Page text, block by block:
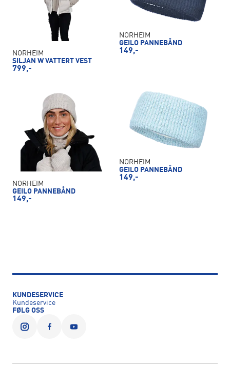
NORHEIM
SILJAN W VATTERT VEST
799,-
NORHEIM
GEILO PANNEBÅND
149,-
NORHEIM
GEILO PANNEBÅND
149,-
NORHEIM
GEILO PANNEBÅND
149,-
KUNDESERVICE
Kundeservice
FØLG OSS